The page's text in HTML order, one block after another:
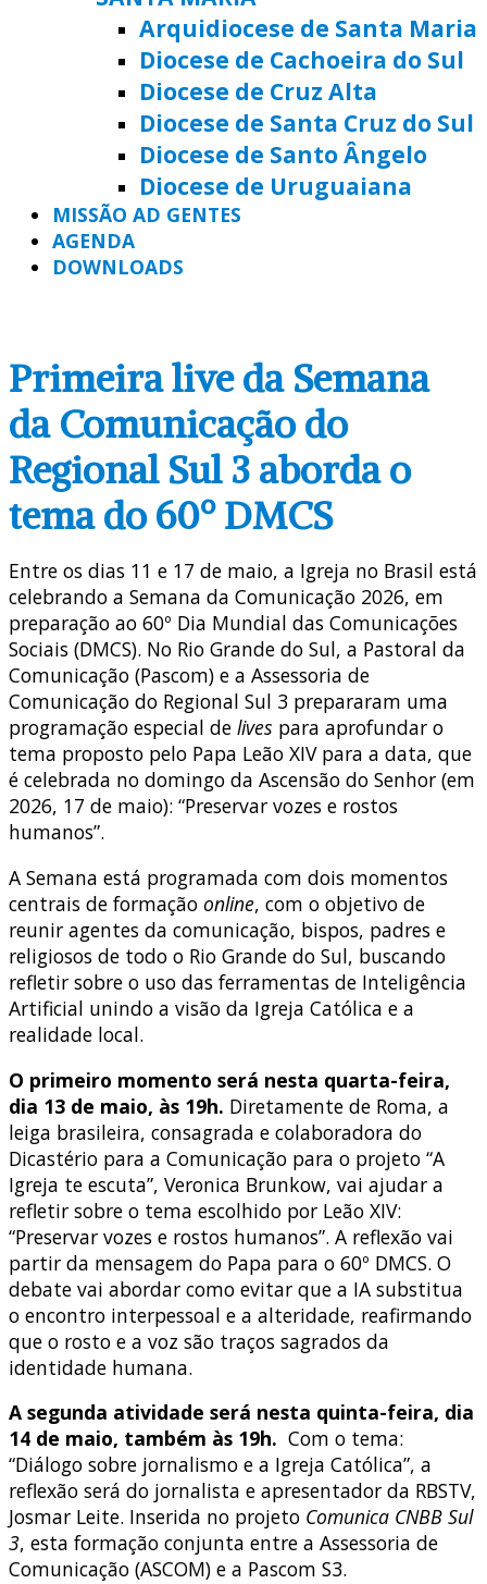
Arquidiocese de Santa Maria
Diocese de Cachoeira do Sul
Diocese de Cruz Alta
Diocese de Santa Cruz do Sul
Diocese de Santo Ângelo
Diocese de Uruguaiana
MISSÃO AD GENTES
AGENDA
DOWNLOADS
Primeira live da Semana
da Comunicação do
Regional Sul 3 aborda o
tema do 60º DMCS
Entre os dias 11 e 17 de maio, a Igreja no Brasil está
celebrando a Semana da Comunicação 2026, em
preparação ao 60º Dia Mundial das Comunicações
Sociais (DMCS). No Rio Grande do Sul, a Pastoral da
Comunicação (Pascom) e a Assessoria de
Comunicação do Regional Sul 3 prepararam uma
programação especial de lives para aprofundar o
tema proposto pelo Papa Leão XIV para a data, que
é celebrada no domingo da Ascensão do Senhor (em
2026, 17 de maio): “Preservar vozes e rostos
humanos”.
A Semana está programada com dois momentos
centrais de formação online, com o objetivo de
reunir agentes da comunicação, bispos, padres e
religiosos de todo o Rio Grande do Sul, buscando
refletir sobre o uso das ferramentas de Inteligência
Artificial unindo a visão da Igreja Católica e a
realidade local.
O primeiro momento será nesta quarta-feira,
dia 13 de maio, às 19h. Diretamente de Roma, a
leiga brasileira, consagrada e colaboradora do
Dicastério para a Comunicação para o projeto “A
Igreja te escuta”, Veronica Brunkow, vai ajudar a
refletir sobre o tema escolhido por Leão XIV:
“Preservar vozes e rostos humanos”. A reflexão vai
partir da mensagem do Papa para o 60º DMCS. O
debate vai abordar como evitar que a IA substitua
o encontro interpessoal e a alteridade, reafirmando
que o rosto e a voz são traços sagrados da
identidade humana.
A segunda atividade será nesta quinta-feira, dia
14 de maio, também às 19h. Com o tema:
“Diálogo sobre jornalismo e a Igreja Católica”, a
reflexão será do jornalista e apresentador da RBSTV,
Josmar Leite. Inserida no projeto Comunica CNBB Sul
3, esta formação conjunta entre a Assessoria de
Comunicação (ASCOM) e a Pascom S3.